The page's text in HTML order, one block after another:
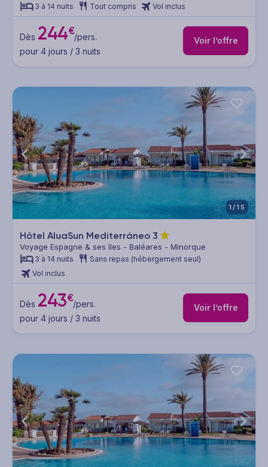
3 à 14 nuits Tout compris Vol inclus
Dès 244€/pers.
pour 4 jours / 3 nuits
Voir l’offre
1/15
Hôtel AluaSun Mediterráneo 3
Voyage Espagne & ses îles - Baléares - Minorque
3 à 14 nuits
Sans repas (hébergement seul)
Vol inclus
Dès 243€/pers.
pour 4 jours / 3 nuits
Voir l’offre